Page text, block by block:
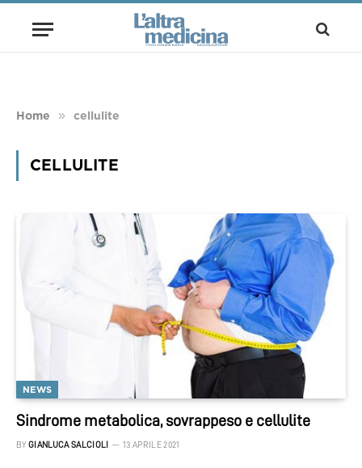
Home » cellulite
CELLULITE
NEWS
Sindrome metabolica, sovrappeso e cellulite
BY GIANLUCA SALCIOLI 13 APRILE 2021